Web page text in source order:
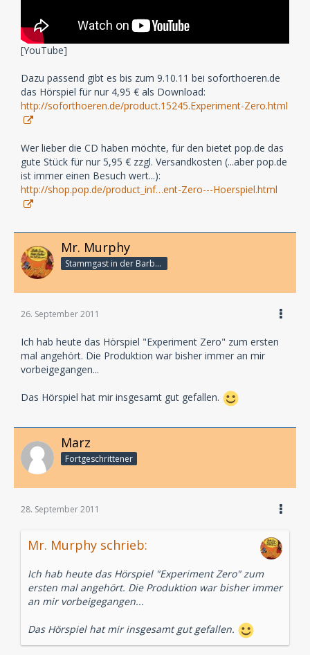
[YouTube]
Dazu passend gibt es bis zum 9.10.11 bei soforthoeren.de
das Hörspiel für nur 4,95 € als Download:
http://soforthoeren.de/product.15245.Experiment-Zero.html
Wer lieber die CD haben möchte, für den bietet pop.de das
gute Stück für nur 5,95 € zzgl. Versandkosten (...aber pop.de
ist immer einen Besuch wert...):
http://shop.pop.de/product_inf…ent-Zero---Hoerspiel.html
Mr. Murphy
Stammgast in der Barbarabar
26. September 2011
Ich hab heute das Hörspiel "Experiment Zero" zum ersten
mal angehört. Die Produktion war bisher immer an mir
vorbeigegangen...
Das Hörspiel hat mir insgesamt gut gefallen.
Marz
Fortgeschrittener
28. September 2011
Mr. Murphy schrieb:
Ich hab heute das Hörspiel "Experiment Zero" zum
ersten mal angehört. Die Produktion war bisher immer
an mir vorbeigegangen...
Das Hörspiel hat mir insgesamt gut gefallen.